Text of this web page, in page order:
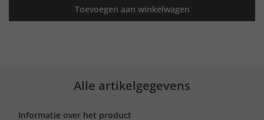
Toevoegen aan winkelwagen
Alle artikelgegevens
Informatie over het product